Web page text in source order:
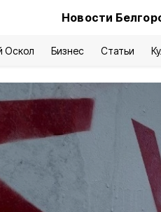
Новости
Оскол Бизнес Статьи